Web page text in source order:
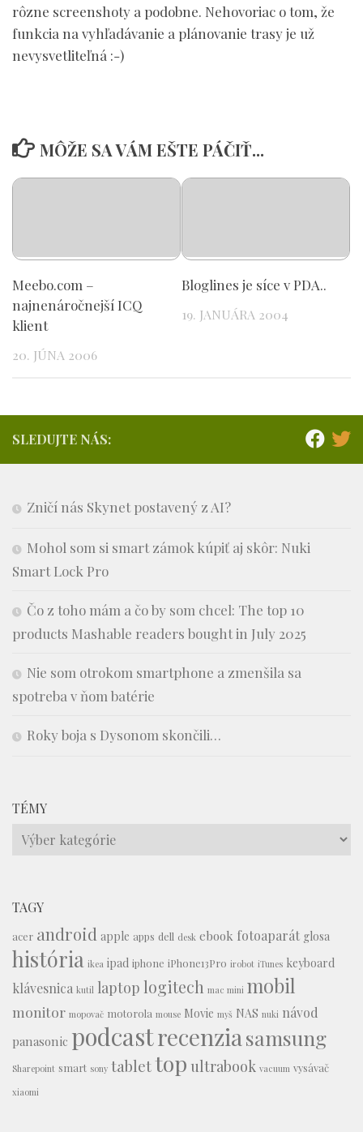
rôzne screenshoty a podobne. Nehovoriac o tom, že
funkcia na vyhľadávanie a plánovanie trasy je už
nevysvetliteľná :-)
MÔŽE SA VÁM EŠTE PÁČIŤ...
Meebo.com –
najnenáročnejší ICQ
klient
20. JÚNA 2006
Bloglines je síce v PDA..
19. JANUÁRA 2004
SLEDUJTE NÁS:
Zničí nás Skynet postavený z AI?
Mohol som si smart zámok kúpiť aj skôr: Nuki
Smart Lock Pro
Čo z toho mám a čo by som chcel: The top 10
products Mashable readers bought in July 2025
Nie som otrokom smartphone a zmenšila sa
spotreba v ňom batérie
Roky boja s Dysonom skončili…
TÉMY
Témy
TAGY
acer android apple apps dell desk ebook fotoaparát glosa
história ikea ipad iphone iPhone13Pro irobot iTunes keyboard
klávesnica kutil laptop logitech mac mini mobil
monitor mopovač motorola mouse Movie myš NAS nuki návod
panasonic podcastrecenziasamsung
Sharepoint smart sony tablettop ultrabook vacuum vysávač
xiaomi